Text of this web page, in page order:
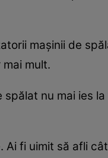
maşinii de
mult.
nu mai ies
fi uimit să afli